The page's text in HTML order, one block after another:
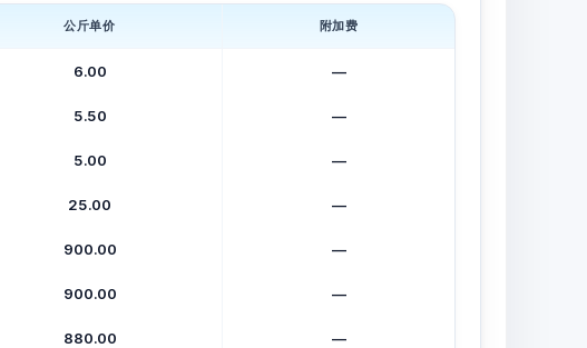
公斤单价 附加费
6.00 —
5.50 —
5.00 —
25.00 —
900.00 —
900.00 —
880.00 —